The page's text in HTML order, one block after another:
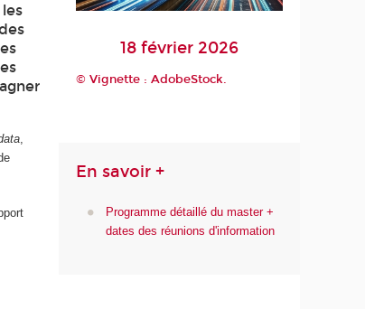
18 février 2026
© Vignette : AdobeStock.
En savoir +
Programme détaillé du master +
dates des réunions d'information